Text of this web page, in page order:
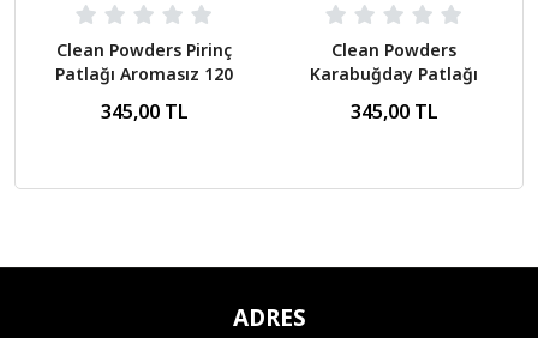
Clean Powders Pirinç
Patlağı Aromasız 120
345,00 TL
Clean Powders
Karabuğday Patlağı
345,00 TL
ADRES